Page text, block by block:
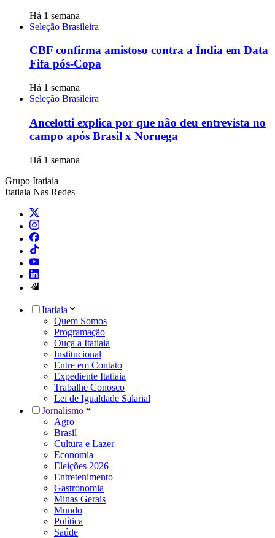
Há 1 semana
Seleção Brasileira
CBF confirma amistoso contra a Índia em Data
Fifa pós-Copa
Há 1 semana
Seleção Brasileira
Ancelotti explica por que não deu entrevista no
campo após Brasil x Noruega
Há 1 semana
Grupo Itatiaia
Itatiaia Nas Redes
Itatiaia
Quem Somos
Programação
Ouça a Itatiaia
Institucional
Entre em Contato
Expediente Itatiaia
Trabalhe Conosco
Lei de Igualdade Salarial
Jornalismo
Agro
Brasil
Cultura e Lazer
Economia
Eleições 2026
Entretenimento
Gastronomia
Minas Gerais
Mundo
Política
Saúde